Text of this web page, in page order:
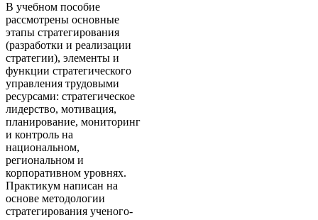
В учебном пособие
рассмотрены основные
этапы стратегирования
(разработки и реализации
стратегии), элементы и
функции стратегического
управления трудовыми
ресурсами: стратегическое
лидерство, мотивация,
планирование, мониторинг
и контроль на
национальном,
региональном и
корпоративном уровнях.
Практикум написан на
основе методологии
стратегирования ученого-